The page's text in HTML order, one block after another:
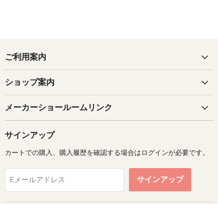
ご利用案内
ショップ案内
メーカーショールームリンク
サインアップ
カートでの購入、購入履歴を確認する場合はログインが必要です。
Eメールアドレス サインアップ